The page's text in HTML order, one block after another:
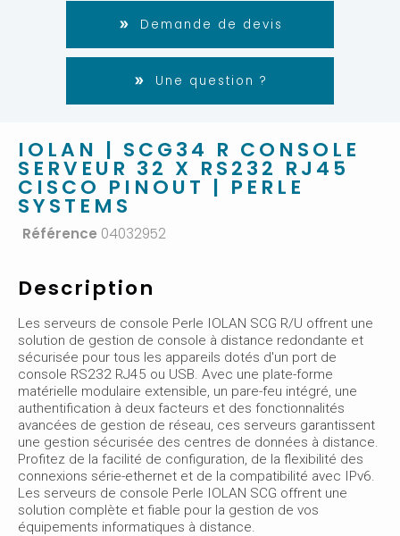
Demande de devis
Une question ?
IOLAN | SCG34 R CONSOLE
SERVEUR 32 X RS232 RJ45
CISCO PINOUT | PERLE
SYSTEMS
Référence 04032952
Description
Les serveurs de console Perle IOLAN SCG R/U offrent une
solution de gestion de console à distance redondante et
sécurisée pour tous les appareils dotés d'un port de
console RS232 RJ45 ou USB. Avec une plate-forme
matérielle modulaire extensible, un pare-feu intégré, une
authentification à deux facteurs et des fonctionnalités
avancées de gestion de réseau, ces serveurs garantissent
une gestion sécurisée des centres de données à distance.
Profitez de la facilité de configuration, de la flexibilité des
connexions série-ethernet et de la compatibilité avec IPv6.
Les serveurs de console Perle IOLAN SCG offrent une
solution complète et fiable pour la gestion de vos
équipements informatiques à distance.